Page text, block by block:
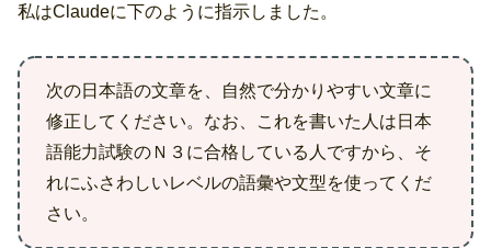
私はClaudeに下のように指示しました。
次の日本語の文章を、自然で分かりやすい文章に
修正してください。なお、これを書いた人は日本
語能力試験のＮ３に合格している人ですから、そ
れにふさわしいレベルの語彙や文型を使ってくだ
さい。